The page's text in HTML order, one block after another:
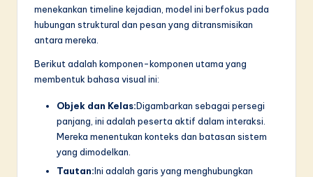
menekankan timeline kejadian, model ini berfokus pada
hubungan struktural dan pesan yang ditransmisikan
antara mereka.
Berikut adalah komponen-komponen utama yang
membentuk bahasa visual ini:
Objek dan Kelas:Digambarkan sebagai persegi
panjang, ini adalah peserta aktif dalam interaksi.
Mereka menentukan konteks dan batasan sistem
yang dimodelkan.
Tautan:Ini adalah garis yang menghubungkan